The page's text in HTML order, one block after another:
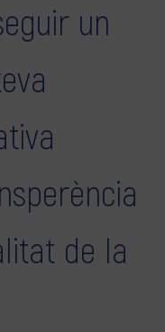
un
de la